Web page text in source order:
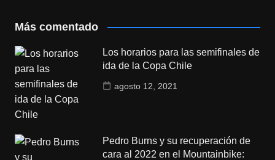
Más comentado
Los horarios para las semifinales de
ida de la Copa Chile
agosto 12, 2021
Pedro Burns y su recuperación de
cara al 2022 en el Mountainbike: